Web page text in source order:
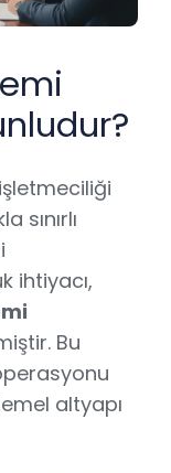
sınırlı
ihtiyacı,
Bu
altyapı